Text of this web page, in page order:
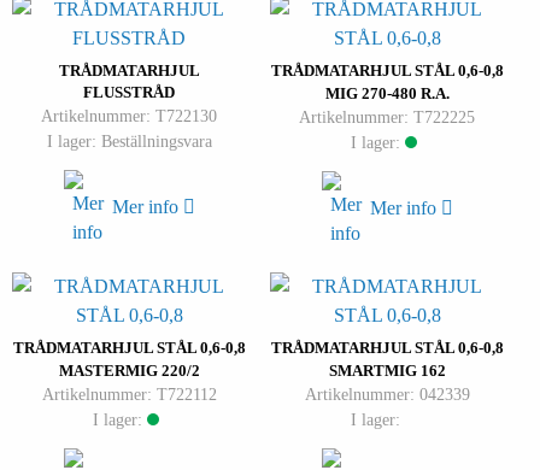
TRÅDMATARHJUL
FLUSSTRÅD
Artikelnummer: T722130
I lager: Beställningsvara
Mer info
TRÅDMATARHJUL STÅL 0,6-0,8
MIG 270-480 R.A.
Artikelnummer: T722225
I lager:
Mer info
TRÅDMATARHJUL STÅL 0,6-0,8
MASTERMIG 220/2
Artikelnummer: T722112
I lager:
TRÅDMATARHJUL STÅL 0,6-0,8
SMARTMIG 162
Artikelnummer: 042339
I lager: